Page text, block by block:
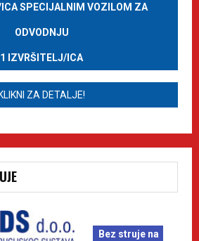
ICA SPECIJALNIM VOZILOM ZA
ODVODNJU
1 IZVRŠITELJ/ICA
KLIKNI ZA DETALJE!
Bez struje na